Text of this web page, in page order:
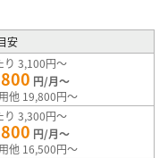
安
り 3,100円～
円/月～
他 19,800円～
り 3,300円～
円/月～
他 16,500円～